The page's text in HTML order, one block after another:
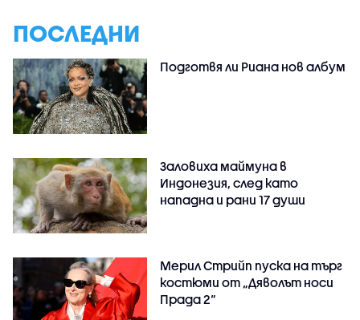
ПОСЛЕДНИ
Подготвя ли Риана нов албум
Заловиха маймуна в
Индонезия, след като
нападна и рани 17 души
Мерил Стрийп пуска на търг
костюми от „Дяволът носи
Прада 2“